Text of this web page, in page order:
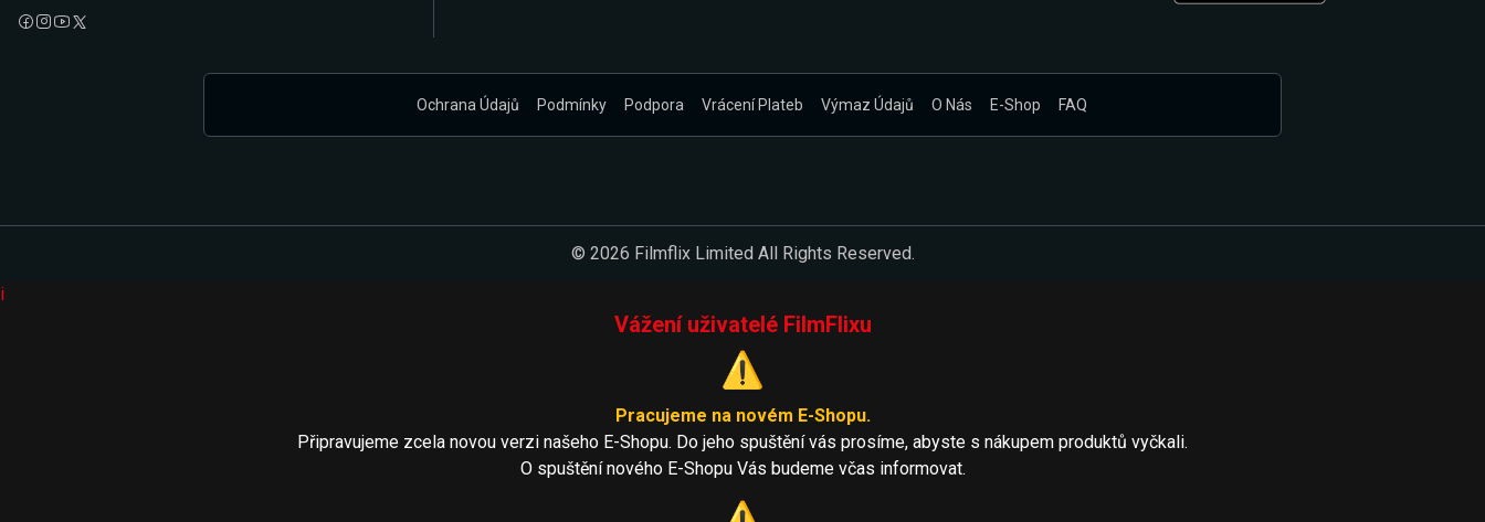
Ochrana Údajů Podmínky Podpora Vrácení Plateb Výmaz Údajů O Nás E-Shop FAQ
© 2026 Filmflix Limited All Rights Reserved.
i
Vážení uživatelé FilmFlixu
⚠️
Pracujeme na novém E-Shopu.
Připravujeme zcela novou verzi našeho E-Shopu. Do jeho spuštění vás prosíme, abyste s nákupem produktů vyčkali.
O spuštění nového E-Shopu Vás budeme včas informovat.